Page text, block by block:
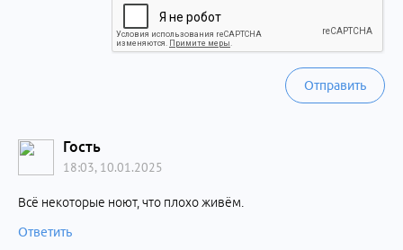
Отправить
Гость
18:03, 10.01.2025
Всё некоторые ноют, что плохо живём.
Ответить